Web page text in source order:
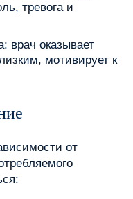
тревога и
врач оказывает
мотивирует к
от